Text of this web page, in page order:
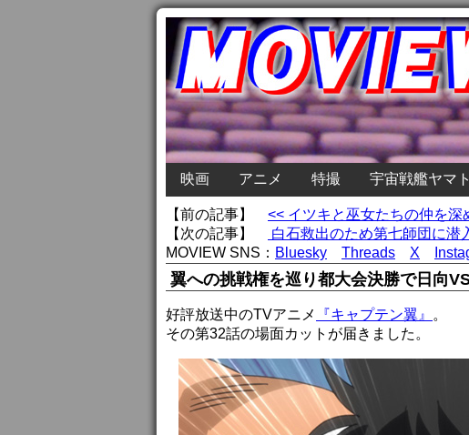
映画 アニメ 特撮 宇宙戦艦ヤマト
【前の記事】 << イツキと巫女たちの仲を
【次の記事】
白石救出のため第七師団に潜
MOVIEW SNS： Bluesky Threads X
翼への挑戦権を巡り都大会決勝で日向
好評放送中のTVアニメ 『キャプテン翼』
。
その第32話の場面カットが届きました。